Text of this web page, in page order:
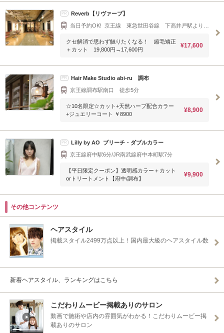
PR Reverb【リヴァーブ】
当日予約OK! 京王線 東急世田谷線 下高井戸駅より徒歩２分 Reverb[下高井戸]
クセ解消で思わず触りたくなる！ 縮毛矯正
＋カット 19,800円→17,600円
¥17,600
PR Hair Make Studio abi‐ru 調布
京王線調布駅南口 徒歩5分
☆10名限定☆カット+天然ハーブ配合カラー
+ジュエリーコート ￥8900
¥8,900
PR Lilly by AO ブリーチ・ダブルカラー
京王線府中駅6分/JR南武線府中本町駅7分
【平日限定クーポン】透明感カラー＋カット
orトリートメント【府中/調布】
¥9,900
その他コンテンツ
ヘアスタイル
掲載スタイル2499万点以上！国内最大級のヘアスタイル数
新着ヘアスタイル、ランキングはこちら
こだわりムービー掲載ありのサロン
動画で施術や店内の雰囲気がわかる！こだわりムービー掲
載ありのサロン